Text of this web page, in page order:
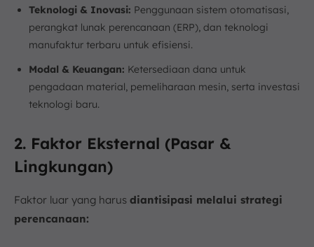
Teknologi & Inovasi: Penggunaan sistem otomatisasi,
perangkat lunak perencanaan (ERP), dan teknologi
manufaktur terbaru untuk efisiensi.
Modal & Keuangan: Ketersediaan dana untuk
pengadaan material, pemeliharaan mesin, serta investasi
teknologi baru.
2. Faktor Eksternal (Pasar &
Lingkungan)
Faktor luar yang harus diantisipasi melalui strategi
perencanaan: